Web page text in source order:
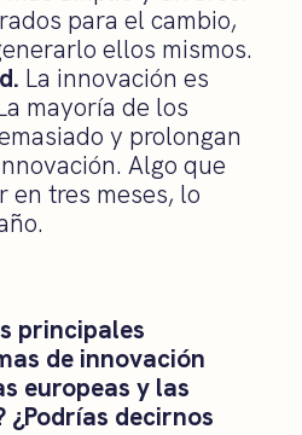
para el cambio,
ellos mismos.
La innovación es
mayoría de los
y prolongan
Algo que
en tres meses, lo
principales
de innovación
europeas y las
¿Podrías decirnos